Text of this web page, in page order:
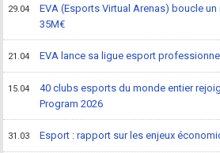
29.04
EVA (Esports Virtual Arenas) boucle
35M€
21.04 EVA lance sa ligue esport
15.04
40 clubs esports du monde entier
Program 2026
31.03 Esport : rapport sur les enjeux